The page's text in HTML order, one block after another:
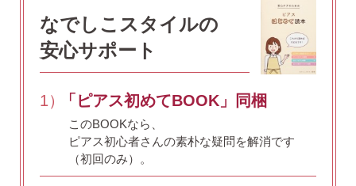
2）
ピアスホールのお悩み相談室
ピアスホールアドバイザーによる、相談実績
約8,000件！
3）
10日間返品保証
チタン純度99.5%、素材に自信あり！
肌に合わない時にも安心。相談実績約8,000
件！
なでしこスタイルの
安心サポート
1） 「ピアス初めてBOOK」同梱
このBOOKなら、
ピアス初心者さんの素朴な疑問を解消です
（初回のみ）。